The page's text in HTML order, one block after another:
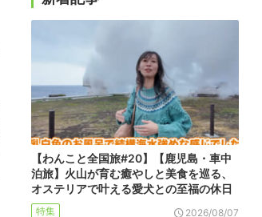
【わんこと全国旅#20】【鹿児島・車中
泊旅】火山が育む癒やしと美食を巡る、
オステリアで叶える愛犬との至福の休日
特集 2026/08/07